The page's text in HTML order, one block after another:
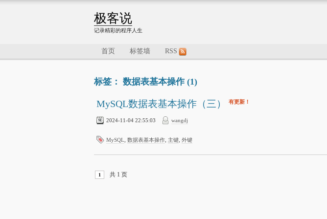
极客说
记录精彩的程序人生
首页 标签墙 RSS
标签： 数据表基本操作 (1)
MySQL数据表基本操作（三） 有更新！
2024-11-04 22:55:03 wangdj
MySQL 数据表基本操作 主键 外键
1 共 1 页